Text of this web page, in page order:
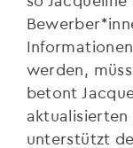
werden,
betont
aktualisierten
unterstützt